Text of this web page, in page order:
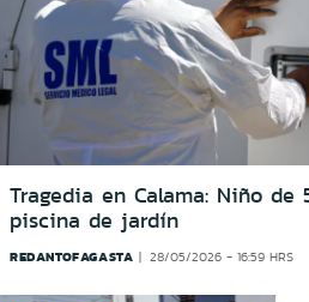
Tragedia en Calama: Niño de
piscina de jardín
REDANTOFAGASTA 28/05/2026 - 16:59 HRS